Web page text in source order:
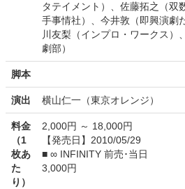
タテイメント）、佐藤拓之（双
手事情社）、今井敦（即興演劇
川友梨（インプロ・ワークス）
劇部）
脚本
演出 横山仁一（東京オレンジ）
料金
（1
枚あ
た
り）
2,000円 ～ 18,000円
【発売日】2010/05/29
■ ∞ INFINITY 前売･当日
3,000円